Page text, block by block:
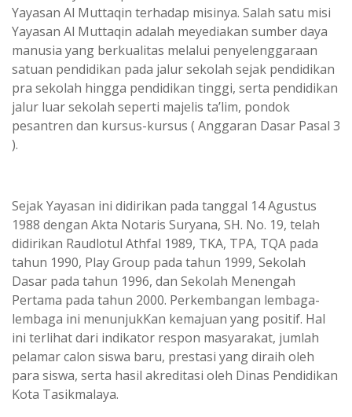
Yayasan Al Muttaqin terhadap misinya. Salah satu misi
Yayasan Al Muttaqin adalah meyediakan sumber daya
manusia yang berkualitas melalui penyelenggaraan
satuan pendidikan pada jalur sekolah sejak pendidikan
pra sekolah hingga pendidikan tinggi, serta pendidikan
jalur luar sekolah seperti majelis ta’lim, pondok
pesantren dan kursus-kursus ( Anggaran Dasar Pasal 3
).
Sejak Yayasan ini didirikan pada tanggal 14 Agustus
1988 dengan Akta Notaris Suryana, SH. No. 19, telah
didirikan Raudlotul Athfal 1989, TKA, TPA, TQA pada
tahun 1990, Play Group pada tahun 1999, Sekolah
Dasar pada tahun 1996, dan Sekolah Menengah
Pertama pada tahun 2000. Perkembangan lembaga-
lembaga ini menunjukKan kemajuan yang positif. Hal
ini terlihat dari indikator respon masyarakat, jumlah
pelamar calon siswa baru, prestasi yang diraih oleh
para siswa, serta hasil akreditasi oleh Dinas Pendidikan
Kota Tasikmalaya.